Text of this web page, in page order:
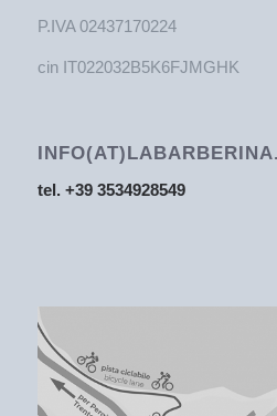
P.IVA 02437170224
cin IT022032B5K6FJMGHK
tel. +39 3534928549